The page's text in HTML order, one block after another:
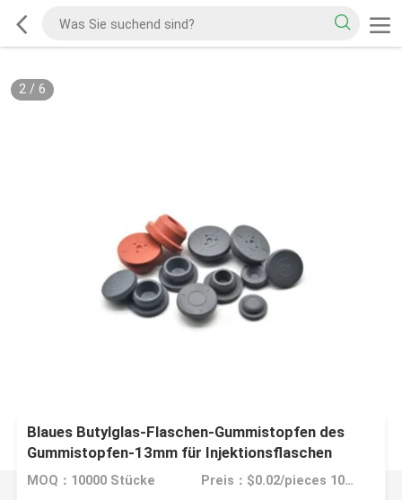
2/ 6
Blaues Butylglas-Flaschen-Gummistopfen des
Gummistopfen-13mm für Injektionsflaschen
MOQ：10000 Stücke Preis：$0.02/pieces 10000-99999 pieces